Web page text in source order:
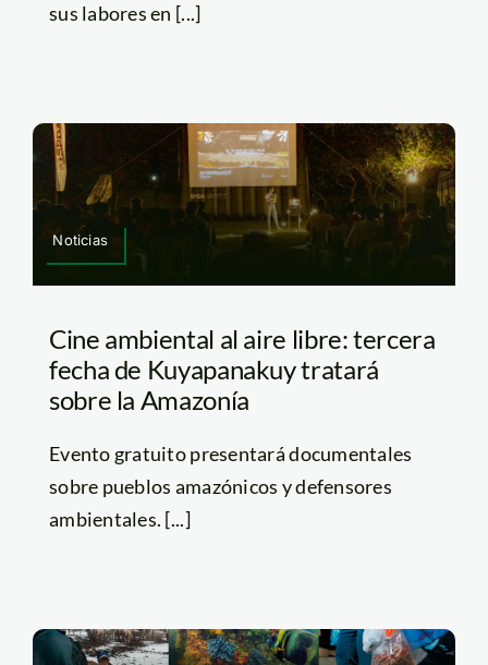
sus labores en [...]
Noticias
Cine ambiental al aire libre: tercera
fecha de Kuyapanakuy tratará
sobre la Amazonía
Evento gratuito presentará documentales
sobre pueblos amazónicos y defensores
ambientales. [...]